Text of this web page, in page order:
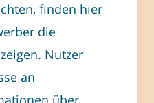
finden hier
die
Nutzer
an
über